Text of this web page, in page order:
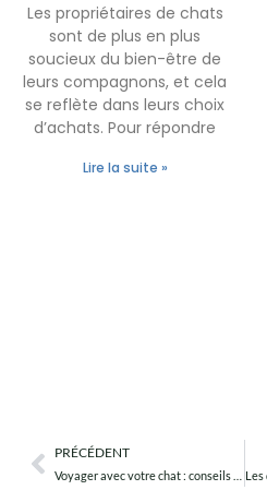
Les propriétaires de chats
sont de plus en plus
soucieux du bien-être de
leurs compagnons, et cela
se reflète dans leurs choix
d’achats. Pour répondre
Lire la suite »
Précédent
PRÉCÉDENT